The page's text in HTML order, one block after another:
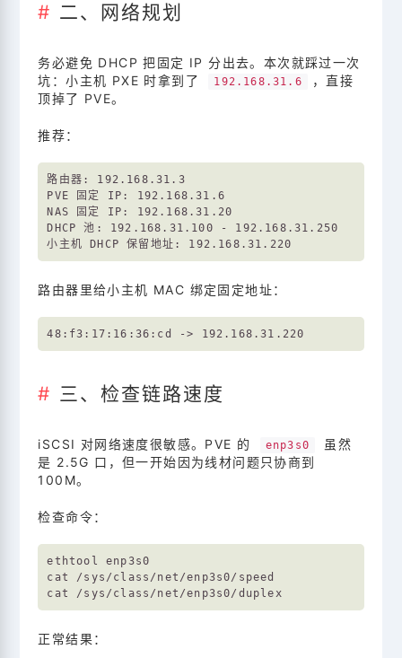
二、网络规划
务必避免 DHCP 把固定 IP 分出去。本次就踩过一次
坑：小主机 PXE 时拿到了
192.168.31.6
，直接
顶掉了 PVE。
推荐：
路由器: 192.168.31.3
PVE 固定 IP: 192.168.31.6
NAS 固定 IP: 192.168.31.20
DHCP 池: 192.168.31.100 - 192.168.31.250
路由器里给小主机 MAC 绑定固定地址：
三、检查链路速度
iSCSI 对网络速度很敏感。PVE 的 enp3s0
虽然
是 2.5G 口，但一开始因为线材问题只协商到
100M。
检查命令：
ethtool enp3s0
cat /sys/class/net/enp3s0/speed
正常结果：